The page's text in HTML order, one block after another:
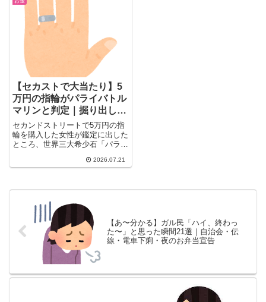
たも共感できる話があるかも。
【セカストで大当たり】5
万円の指輪がパライバトル
マリンと判定｜掘り出し物
のリアル25選
セカンドストリートで5万円の指
輪を購入した女性が鑑定に出した
ところ、世界三大希少石「パライ
の実話にガル民が反応。掘り出し
ル民の本音をまとめて紹介しま
2026.07.21
【あ〜分かる】ガル民「ハイ、終わっ
た〜」と思った瞬間21選｜自治会・伝
線・電車下痢・夜のお弁当宣告